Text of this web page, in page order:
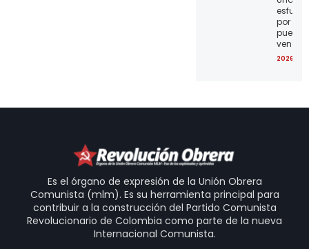
por el
pueblo
2026-
Es el órgano de expresión de la Unión Obrera
Comunista (mlm). Es su herramienta principal para
contribuir a la construcción del Partido Comunista
Revolucionario de Colombia como parte de la nueva
Internacional Comunista.